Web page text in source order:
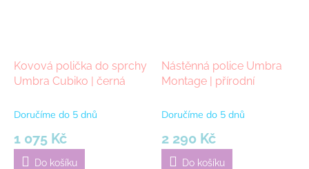
Kovová polička do sprchy
Umbra Cubiko | černá
Doručíme do 5 dnů
1 075 Kč
Do košíku
Nástěnná police Umbra
Montage | přírodní
Doručíme do 5 dnů
2 290 Kč
Do košíku